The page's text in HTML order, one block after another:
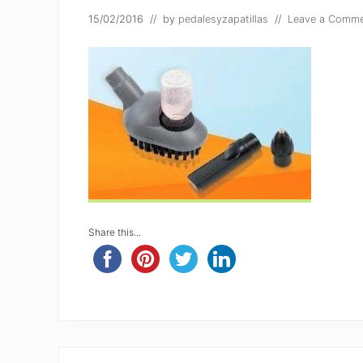
15/02/2016 // by pedalesyzapatillas // Leave a
Share this...